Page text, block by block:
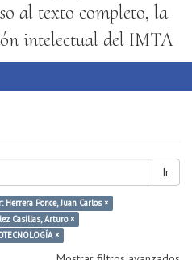
al texto completo, la
intelectual del IMTA
Ir
Herrera Ponce, Juan Carlos ×
Casillas, Arturo ×
×